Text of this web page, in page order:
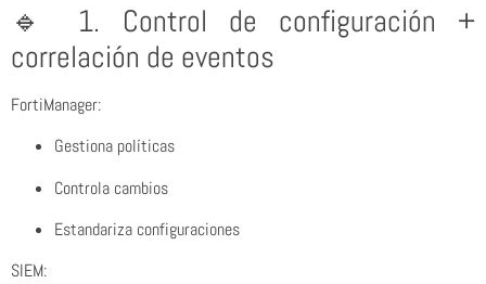
🔹 1. Control de configuración +
correlación de eventos
FortiManager:
Gestiona políticas
Controla cambios
Estandariza configuraciones
SIEM: